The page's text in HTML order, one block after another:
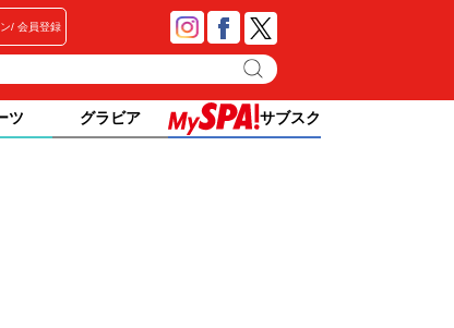
会員登録
ツ グラビア サブスク